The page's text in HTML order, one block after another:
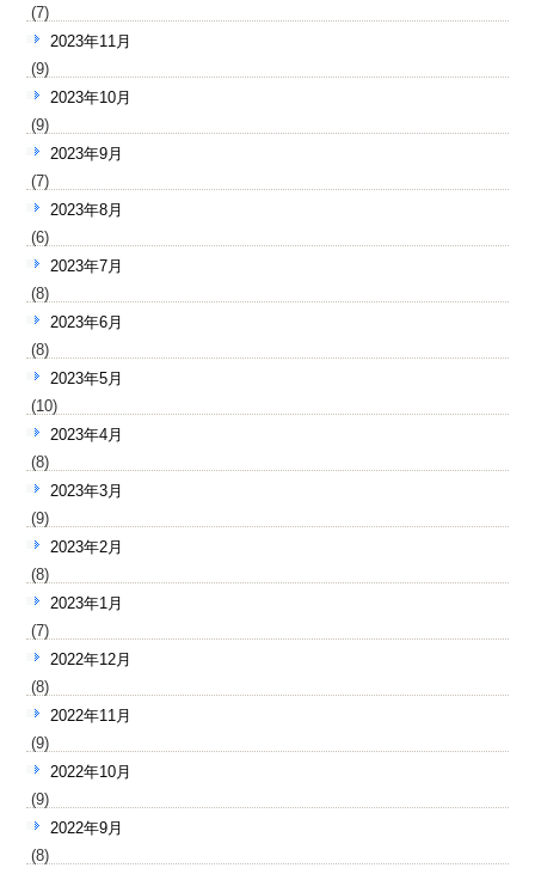
(7)
2023年11月
(9)
2023年10月
(9)
2023年9月
(7)
2023年8月
(6)
2023年7月
(8)
2023年6月
(8)
2023年5月
(10)
2023年4月
(8)
2023年3月
(9)
2023年2月
(8)
2023年1月
(7)
2022年12月
(8)
2022年11月
(9)
2022年10月
(9)
2022年9月
(8)